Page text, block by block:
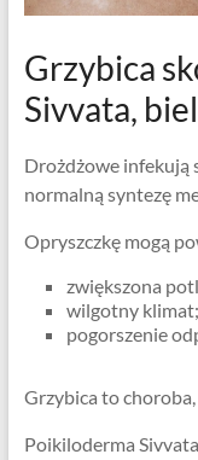
Grzybica
Sivvata,
Drożdżowe infekują
normalną syntezę
Opryszczkę mogą
zwiększona
wilgotny klimat;
pogorszenie
Grzybica to
Poikiloderma